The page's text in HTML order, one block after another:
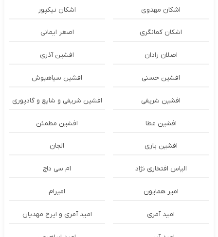
اشکان مهدوی اشکان نیکپور
اشکان‌ کمانگری اصغر ایمانی
اصلان رادان افشین آذری
افشین حسنی افشین سیاهپوش
افشین شریفی افشین شریفی و شایع و گادپوری
افشین عطا افشین مطمئن
افشین یاری الجان
الیاس افتخاری نژاد ام سی داج
امير همايون اميرام
امید آمری امید آمری و ایرج مهدیان